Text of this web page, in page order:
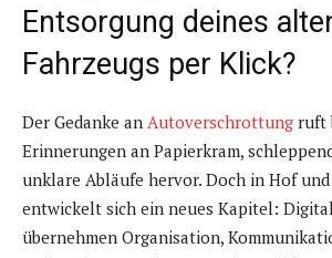
Entsorgung deines
Fahrzeugs per Klick?
Der Gedanke an Autoverschrottung ruft
Erinnerungen an Papierkram,
unklare Abläufe hervor. Doch in Hof
entwickelt sich ein neues Kapitel:
übernehmen Organisation,